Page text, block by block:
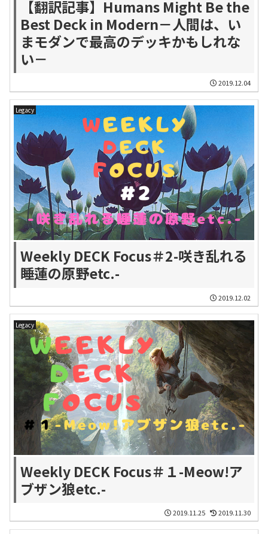
【翻訳記事】Humans Might Be the
Best Deck in Modern－人間は、い
まモダンで最高のデッキかもしれな
い－
2019.12.04
Legacy
Weekly DECK Focus＃2-咲き乱れる
睡蓮の原野etc.-
2019.12.02
Legacy
Weekly DECK Focus＃１-Meow!ア
ブザン狼etc.-
2019.11.25 2019.11.30